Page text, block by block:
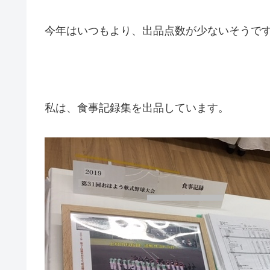
今年はいつもより、出品点数が少ないそうで
私は、食事記録集を出品しています。